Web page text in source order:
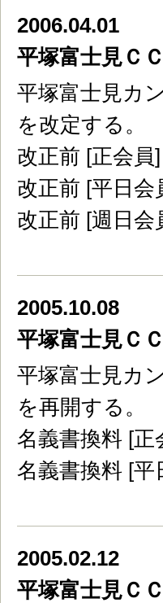
2006.04.01
平塚富士見Ｃ
平塚富士見カ
を改定する。
改正前 [正会
改正前 [平日
改正前 [週日
2005.10.08
平塚富士見Ｃ
平塚富士見カ
を再開する。
名義書換料 [正
名義書換料 [平
2005.02.12
平塚富士見Ｃ